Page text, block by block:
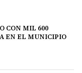
CON MIL 600
EN EL MUNICIPIO